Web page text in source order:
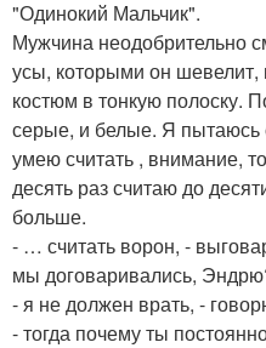
"Одинокий Мальчик".
Мужчина неодобрительно
усы, которыми он шевелит,
костюм в тонкую полоску.
серые, и белые. Я пытаюсь
умею считать , внимание,
десять раз считаю до
больше.
- … считать ворон, -
мы договаривались,
- я не должен врать, -
- тогда почему ты